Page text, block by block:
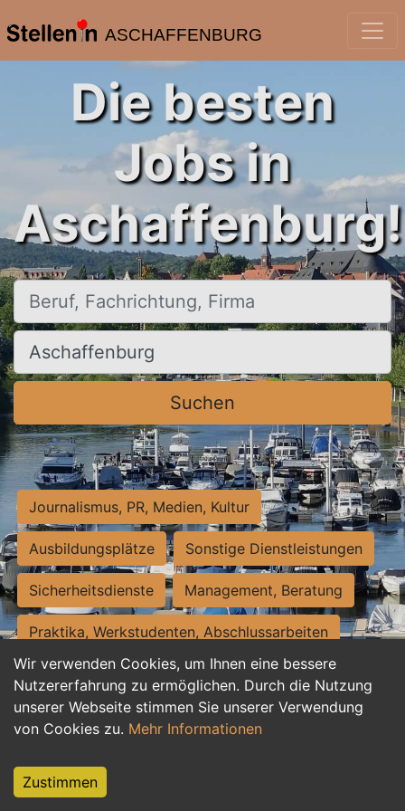
ASCHAFFENBURG
Wir verwenden Cookies, um Ihnen eine bessere
Nutzererfahrung zu ermöglichen. Durch die Nutzung
unserer Webseite stimmen Sie unserer Verwendung
von Cookies zu. Mehr Informationen
Zustimmen
Die besten
Jobs in
Aschaffenburg!
Beruf, Fachrichtung, Firma
Ort, Stadt
Suchen
Journalismus, PR, Medien, Kultur
Ausbildungsplätze Sonstige Dienstleistungen
Sicherheitsdienste Management, Beratung
Praktika, Werkstudenten, Abschlussarbeiten
Personalwesen Assistenz, Sekretariat
Hilfskräfte, Aushilfs- und Nebenjobs
Weiterbildung, Studium, duale Ausbildung